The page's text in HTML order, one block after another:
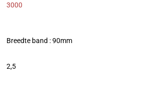
3000
Breedte band : 90mm
2,5